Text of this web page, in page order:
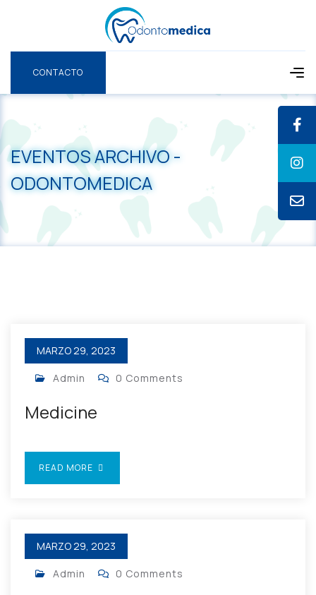
CONTACTO
EVENTOS ARCHIVO -
ODONTOMEDICA
MARZO 29, 2023
Admin 0 Comments
Medicine
READ MORE
MARZO 29, 2023
Admin 0 Comments